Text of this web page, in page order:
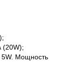
(20W);
5W. Мощность